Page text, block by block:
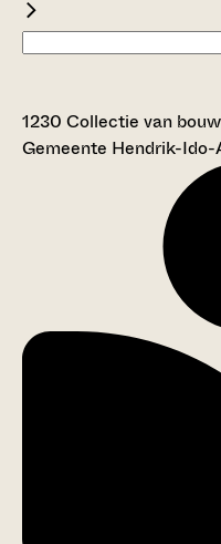
1230 Collectie van
Gemeente Hendrik-